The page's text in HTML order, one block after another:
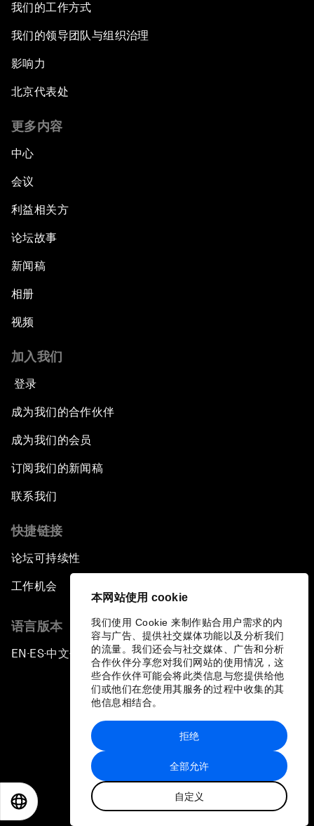
本网站使用 cookie
我们使用 Cookie 来制作贴合用户需求的内
容与广告、提供社交媒体功能以及分析我们
的流量。我们还会与社交媒体、广告和分析
合作伙伴分享您对我们网站的使用情况，这
些合作伙伴可能会将此类信息与您提供给他
们或他们在您使用其服务的过程中收集的其
他信息相结合。
全部允许
自定义
拒绝
我们的工作方式
我们的领导团队与组织治理
影响力
北京代表处
更多内容
中心
会议
利益相关方
论坛故事
新闻稿
相册
视频
加入我们
登录
成为我们的合作伙伴
成为我们的会员
订阅我们的新闻稿
联系我们
快捷链接
论坛可持续性
工作机会
语言版本
EN ▪ES▪中文▪ 日本語
站点地图
世界经济论坛